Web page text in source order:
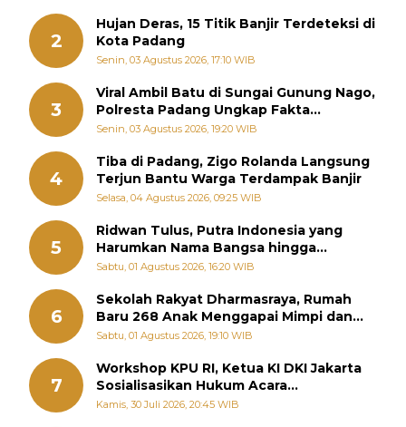
2
Hujan Deras, 15 Titik Banjir Terdeteksi di
Kota Padang
Senin, 03 Agustus 2026, 17:10 WIB
3
Viral Ambil Batu di Sungai Gunung Nago,
Polresta Padang Ungkap Fakta
Sebenarnya
Senin, 03 Agustus 2026, 19:20 WIB
4
Tiba di Padang, Zigo Rolanda Langsung
Terjun Bantu Warga Terdampak Banjir
Selasa, 04 Agustus 2026, 09:25 WIB
5
Ridwan Tulus, Putra Indonesia yang
Harumkan Nama Bangsa hingga
Diabadikan dalam Buku Jepang
Sabtu, 01 Agustus 2026, 16:20 WIB
6
Sekolah Rakyat Dharmasraya, Rumah
Baru 268 Anak Menggapai Mimpi dan
Memutus Rantai Kemiskinan
Sabtu, 01 Agustus 2026, 19:10 WIB
7
Workshop KPU RI, Ketua KI DKI Jakarta
Sosialisasikan Hukum Acara
Penyelesaian Sengketa Informasi Publik
Kamis, 30 Juli 2026, 20:45 WIB